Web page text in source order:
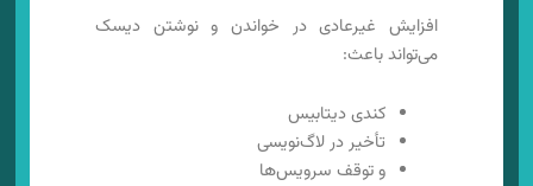
افزایش غیرعادی در خواندن و نوشتن دیسک
می‌تواند باعث:
کندی دیتابیس
تأخیر در لاگ‌نویسی
و توقف سرویس‌ها